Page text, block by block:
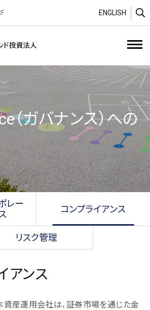
ENGLISH
（ガバナンス）への
レー
コンプライアンス
リスク管理
アンス
産運用会社は、証券市場を通じた金